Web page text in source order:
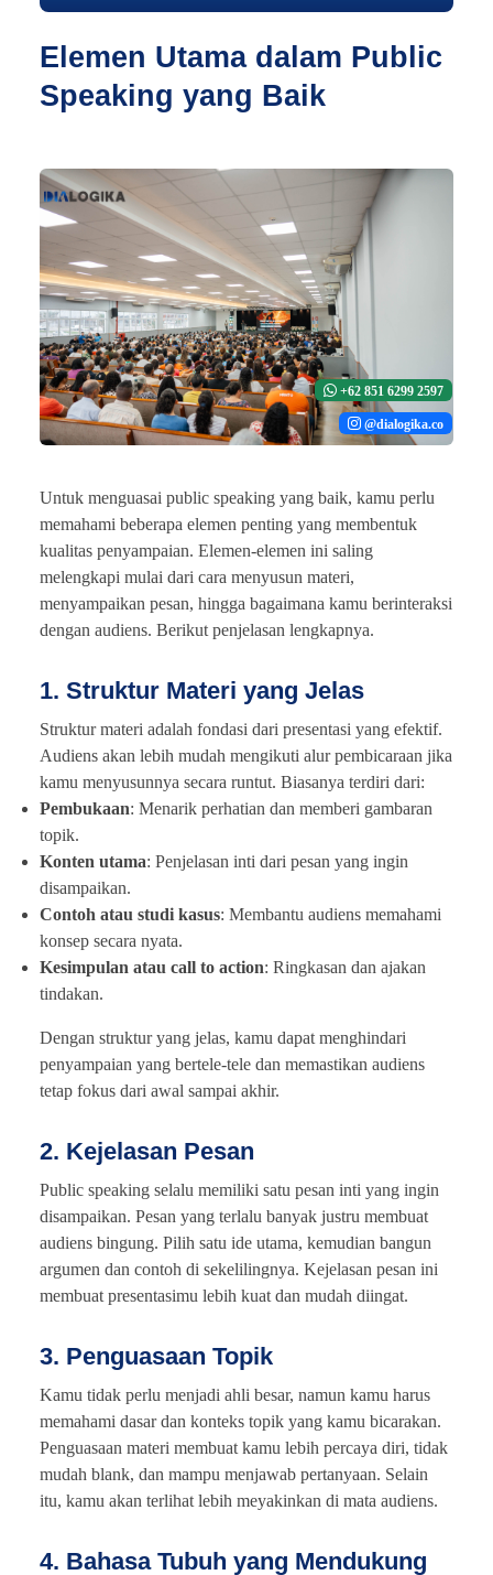
Elemen Utama dalam Public
Speaking yang Baik
+62 851 6299 2597
@dialogika.co
Untuk menguasai public speaking yang baik, kamu perlu
memahami beberapa elemen penting yang membentuk
kualitas penyampaian. Elemen-elemen ini saling
melengkapi mulai dari cara menyusun materi,
menyampaikan pesan, hingga bagaimana kamu berinteraksi
dengan audiens. Berikut penjelasan lengkapnya.
1. Struktur Materi yang Jelas
Struktur materi adalah fondasi dari presentasi yang efektif.
Audiens akan lebih mudah mengikuti alur pembicaraan jika
kamu menyusunnya secara runtut. Biasanya terdiri dari:
Pembukaan: Menarik perhatian dan memberi gambaran
topik.
Konten utama: Penjelasan inti dari pesan yang ingin
disampaikan.
Contoh atau studi kasus: Membantu audiens memahami
konsep secara nyata.
Kesimpulan atau call to action: Ringkasan dan ajakan
tindakan.
Dengan struktur yang jelas, kamu dapat menghindari
penyampaian yang bertele-tele dan memastikan audiens
tetap fokus dari awal sampai akhir.
2. Kejelasan Pesan
Public speaking selalu memiliki satu pesan inti yang ingin
disampaikan. Pesan yang terlalu banyak justru membuat
audiens bingung. Pilih satu ide utama, kemudian bangun
argumen dan contoh di sekelilingnya. Kejelasan pesan ini
membuat presentasimu lebih kuat dan mudah diingat.
3. Penguasaan Topik
Kamu tidak perlu menjadi ahli besar, namun kamu harus
memahami dasar dan konteks topik yang kamu bicarakan.
Penguasaan materi membuat kamu lebih percaya diri, tidak
mudah blank, dan mampu menjawab pertanyaan. Selain
itu, kamu akan terlihat lebih meyakinkan di mata audiens.
4. Bahasa Tubuh yang Mendukung